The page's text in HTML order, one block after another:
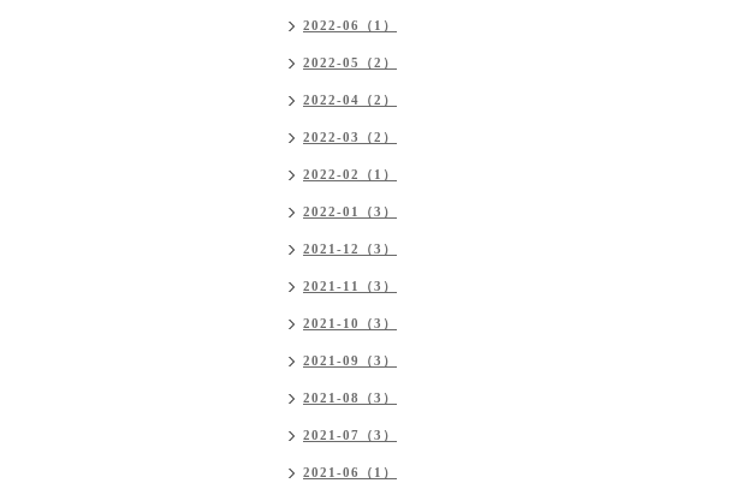
2022-06（1）
2022-05（2）
2022-04（2）
2022-03（2）
2022-02（1）
2022-01（3）
2021-12（3）
2021-11（3）
2021-10（3）
2021-09（3）
2021-08（3）
2021-07（3）
2021-06（1）